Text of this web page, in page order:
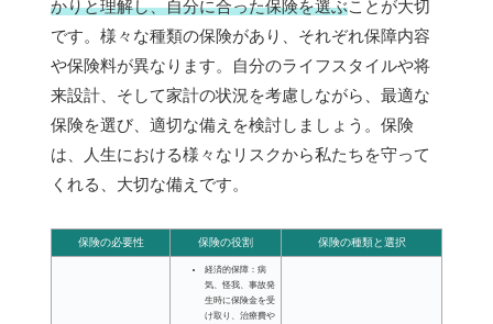
かりと理解し、自分に合った保険を選ぶことが大切
です。様々な種類の保険があり、それぞれ保障内容
や保険料が異なります。自分のライフスタイルや将
来設計、そして家計の状況を考慮しながら、最適な
保険を選び、適切な備えを検討しましょう。保険
は、人生における様々なリスクから私たちを守って
くれる、大切な備えです。
保険の必要性 保険の役割 保険の種類と選択
経済的保障：病
気、怪我、事故発
生時に保険金を受
け取り、治療費や